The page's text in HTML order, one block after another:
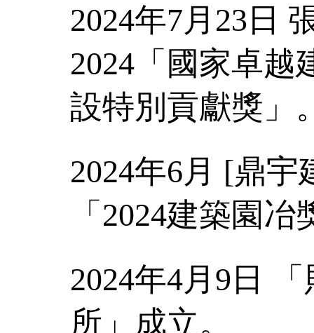
2024年7月23日
2024「國家卓越
設特別貢獻獎」
2024年6月 [鼎
「2024建築園冶
2024年4月9日
所」成立。